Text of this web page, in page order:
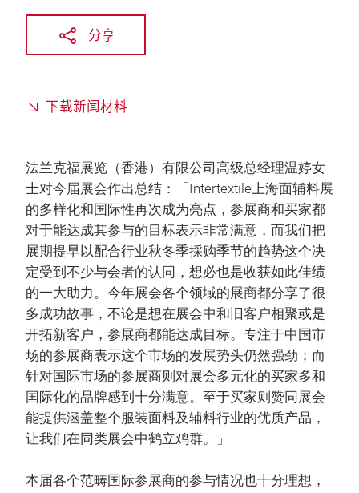
分享
下载新闻材料
法兰克福展览（香港）有限公司高级总经理温婷女
士对今届展会作出总结：「Intertextile上海面辅料展
的多样化和国际性再次成为亮点，参展商和买家都
对于能达成其参与的目标表示非常满意，而我们把
展期提早以配合行业秋冬季採购季节的趋势这个决
定受到不少与会者的认同，想必也是收获如此佳绩
的一大助力。今年展会各个领域的展商都分享了很
多成功故事，不论是想在展会中和旧客户相聚或是
开拓新客户，参展商都能达成目标。专注于中国市
场的参展商表示这个市场的发展势头仍然强劲；而
针对国际市场的参展商则对展会多元化的买家多和
国际化的品牌感到十分满意。至于买家则赞同展会
能提供涵盖整个服装面料及辅料行业的优质产品，
让我们在同类展会中鹤立鸡群。」
本届各个范畴国际参展商的参与情况也十分理想，